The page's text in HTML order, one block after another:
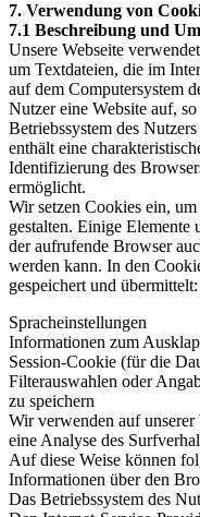
7. Verwendung von
7.1 Beschreibung und
Unsere Webseite
um Textdateien, die im
auf dem Computersystem
Nutzer eine Website auf,
Betriebssystem des
enthält eine
Identifizierung des
ermöglicht.
Wir setzen Cookies ein,
gestalten. Einige Elemente
der aufrufende Browser
werden kann. In den
gespeichert und übermittelt:
Spracheinstellungen
Informationen zum
Session-Cookie (für die
Filterauswahlen oder
zu speichern
Wir verwenden auf
eine Analyse des
Auf diese Weise können
Informationen über den
Das Betriebssystem des